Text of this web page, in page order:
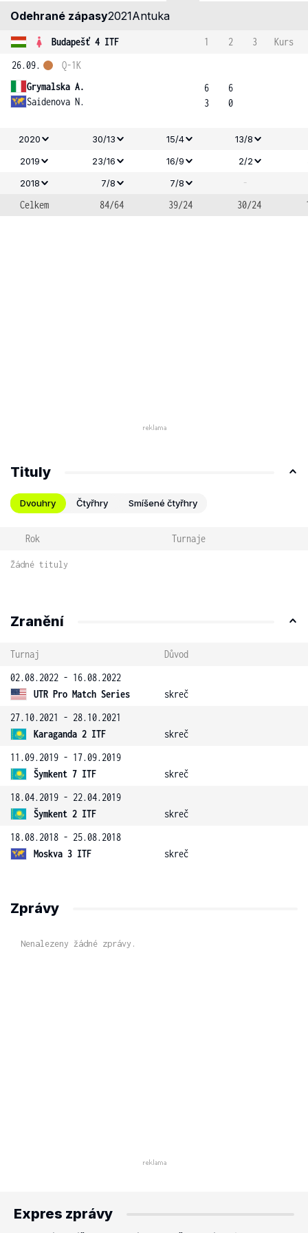
Odehrané zápasy2021Antuka
Budapešť 4 ITF 1 2 3
Kurs
26.09.
Grymalska A.
Saidenova N.
Q-1K
6
3
6
0
2020 30/13 15/4
13/8
2019
23/16 16/9 2/2
2018
7/8 7/8
-
Celkem
84/64 39/24 30/24
Tituly
Dvouhry Čtyřhry Smíšené čtyřhry
Rok Turnaje
Žádné tituly
Zranění
Turnaj
Důvod
02.08.2022 - 16.08.2022
UTR Pro Match Series
skreč
27.10.2021 - 28.10.2021
Karaganda 2 ITF
skreč
11.09.2019 - 17.09.2019
Šymkent 7 ITF
skreč
18.04.2019 - 22.04.2019
Šymkent 2 ITF
skreč
18.08.2018 - 25.08.2018
Moskva 3 ITF
skreč
Zprávy
Nenalezeny žádné zprávy.
Expres zprávy